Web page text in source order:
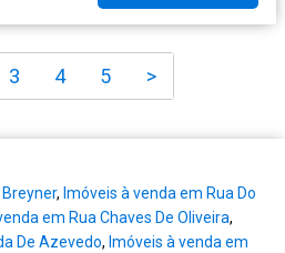
3 4 5 >
, Imóveis à venda em Rua Do
em Rua Chaves De Oliveira,
De Azevedo, Imóveis à venda em